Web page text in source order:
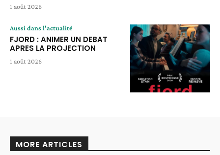
1 août 2026
Aussi dans l'actualité
FJORD : ANIMER UN DEBAT
APRES LA PROJECTION
1 août 2026
MORE ARTICLES